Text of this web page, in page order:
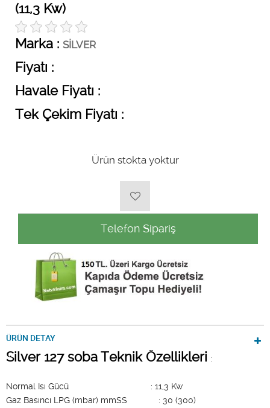
(11,3 Kw)
Marka : SİLVER
Fiyatı :
Havale Fiyatı :
Tek Çekim Fiyatı :
Ürün stokta yoktur
Telefon Sipariş
ÜRÜN DETAY
Silver 127 soba Teknik Özellikleri :
Normal Isı Gücü : 11,3 Kw
Gaz Basıncı LPG (mbar) mmSS : 30 (300)